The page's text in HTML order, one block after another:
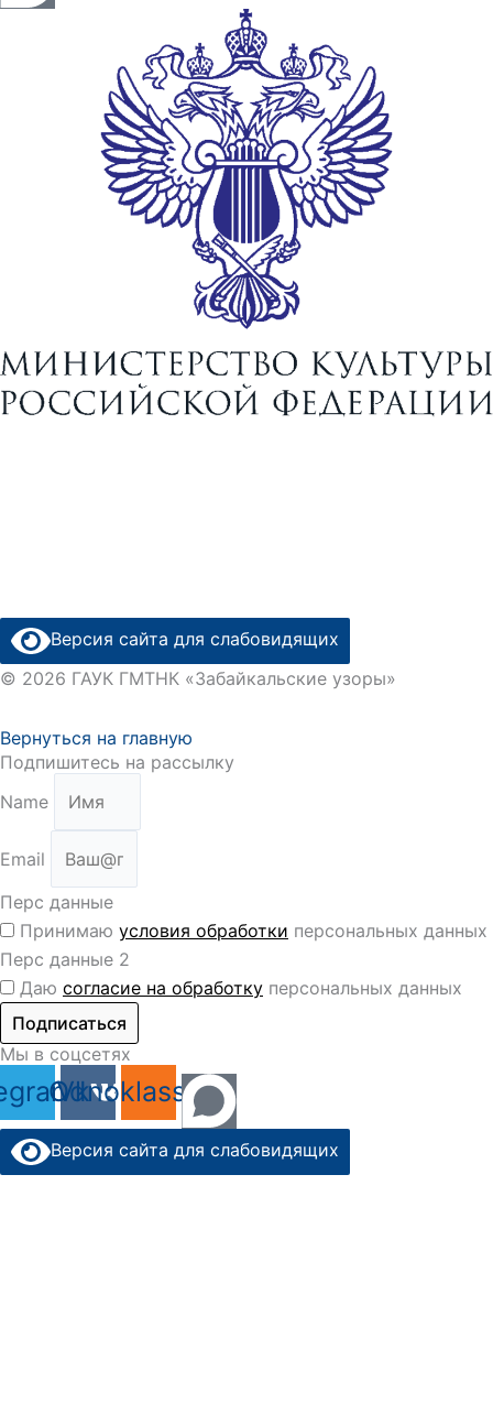
Версия сайта для слабовидящих
© 2026 ГАУК ГМТНК «Забайкальские узоры»
Вернуться на главную
Подпишитесь на рассылку
Name
Email
Перс данные
Принимаю условия обработки персональных данных
Перс данные 2
Даю согласие на обработку персональных данных
Подписаться
Мы в соцсетях
Vk
Odnoklassniki
Версия сайта для слабовидящих